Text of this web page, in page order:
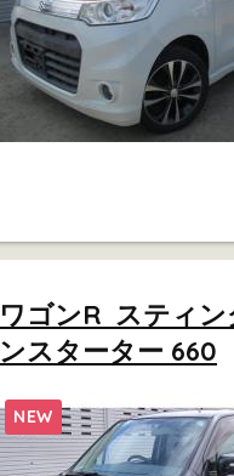
ワゴンR スティ
ンスターター 660
NEW